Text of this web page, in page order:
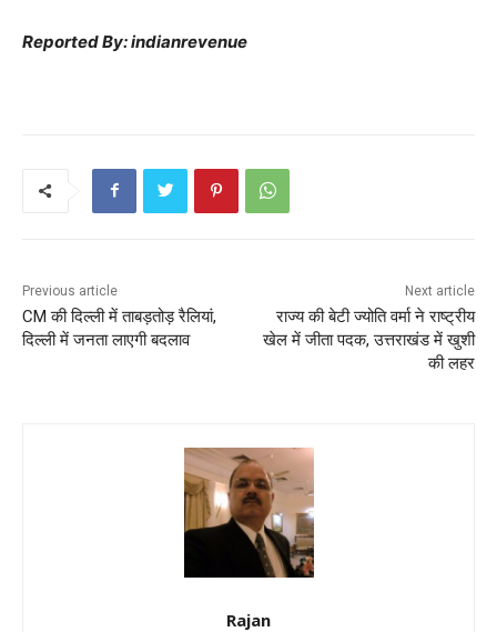
Reported By: indianrevenue
Previous article
CM की दिल्ली में ताबड़तोड़ रैलियां,
दिल्ली में जनता लाएगी बदलाव
Next article
राज्य की बेटी ज्योति वर्मा ने राष्ट्रीय
खेल में जीता पदक, उत्तराखंड में खुशी
की लहर
Rajan